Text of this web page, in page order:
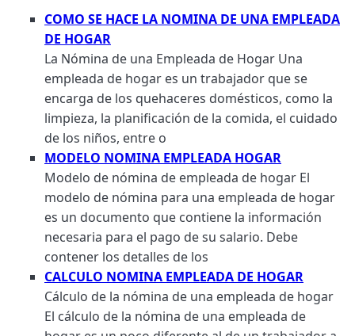
COMO SE HACE LA NOMINA DE UNA EMPLEADA
DE HOGAR
La Nómina de una Empleada de Hogar Una
empleada de hogar es un trabajador que se
encarga de los quehaceres domésticos, como la
limpieza, la planificación de la comida, el cuidado
de los niños, entre o
MODELO NOMINA EMPLEADA HOGAR
Modelo de nómina de empleada de hogar El
modelo de nómina para una empleada de hogar
es un documento que contiene la información
necesaria para el pago de su salario. Debe
contener los detalles de los
CALCULO NOMINA EMPLEADA DE HOGAR
Cálculo de la nómina de una empleada de hogar
El cálculo de la nómina de una empleada de